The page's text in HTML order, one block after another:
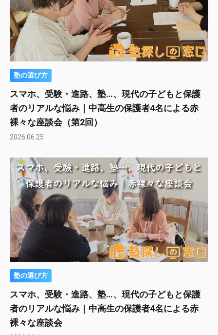
塾の選び方
スマホ、受験・進路、塾…、現代の子どもと保護
者のリアルな悩み｜中高生の保護者4名による赤
裸々な座談会（第2回）
2026.06.25
塾の選び方
スマホ、受験・進路、塾…、現代の子どもと保護
者のリアルな悩み｜中高生の保護者4名による赤
裸々な座談会